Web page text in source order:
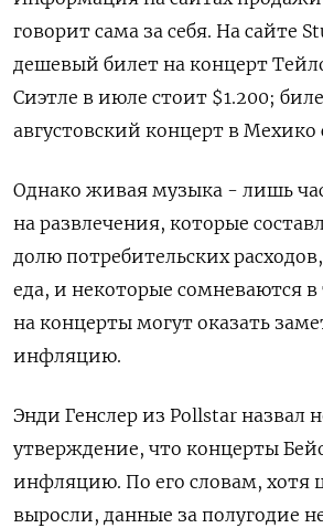
говорит сама за себя. На сайте
дешевый билет на концерт
Сиэтле в июле стоит $1.200;
августовский концерт в Мехико
Однако живая музыка - лишь
на развлечения, которые
долю потребительских
еда, и некоторые сомневаются
на концерты могут оказать
инфляцию.
Энди Генслер из Pollstar назвал
утверждение, что концерты
инфляцию. По его словам, хотя
выросли, данные за полугодие